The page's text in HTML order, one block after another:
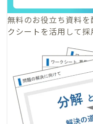
無料のお役立ち資料
クシートを活用して